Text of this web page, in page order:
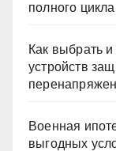
полного
Как выбрать
устройств
Военная
выгодных